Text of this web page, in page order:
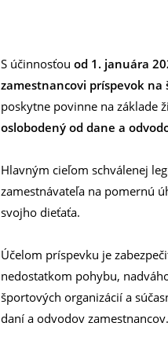
S účinnosťou od 1. januára
zamestnancovi príspevok
poskytne povinne na základe
oslobodený od dane a
Hlavným cieľom schválenej
zamestnávateľa na pomernú
svojho dieťaťa.
Účelom príspevku je
nedostatkom pohybu,
športových organizácií a
daní a odvodov zamestnancov.